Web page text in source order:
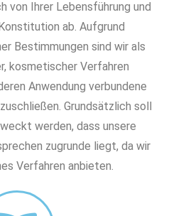
von Ihrer Lebensführung und
ab. Aufgrund
Bestimmungen sind wir als
kosmetischer Verfahren
Anwendung verbundene
Grundsätzlich soll
werden, dass unsere
zugrunde liegt, da wir
Verfahren anbieten.